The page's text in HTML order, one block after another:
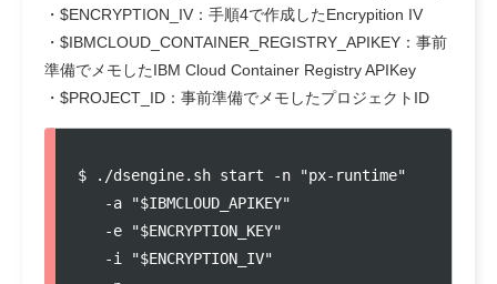
・$ENCRYPTION_IV：手順4で作成したEncrypition IV
・$IBMCLOUD_CONTAINER_REGISTRY_APIKEY：事前
準備でメモしたIBM Cloud Container Registry APIKey
・$PROJECT_ID：事前準備でメモしたプロジェクトID
$ ./dsengine.sh start -n "px-runtime"